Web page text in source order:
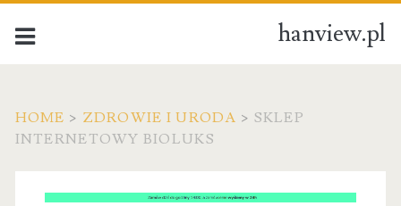
hanview.pl
HOME > ZDROWIE I URODA > SKLEP
INTERNETOWY BIOLUKS